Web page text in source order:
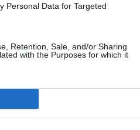
Personal Data for Targeted
Retention, Sale, and/or Sharing
with the Purposes for which it